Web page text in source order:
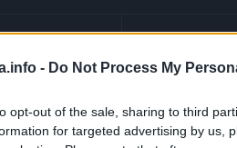
- Do Not Process My
opt-out of the sale, sharing to third
for targeted advertising by us,
kvalitetom sna. Medicinska